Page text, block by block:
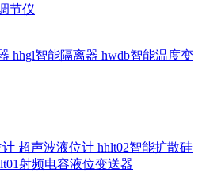
节仪
hhgl智能隔离器 hwdb智能温度变
计 超声波液位计 hhlt02智能扩散硅
射频电容液位变送器